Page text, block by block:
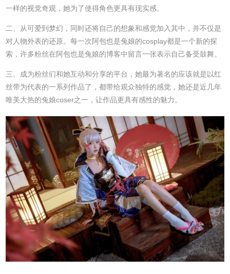
一样的视觉奇观，她为了使得角色更具有现实感。
二、从可爱到梦幻，同时还将自己的想象和感觉加入其中，并不仅是
对人物外表的还原。每一次阿包也是兔娘的cosplay都是一个新的探
索，许多粉丝在阿包也是兔娘的博客中留言一张表示自己备受鼓舞。
三、成为粉丝们和她互动和分享的平台，她最为著名的应该就是以红
丝带为代表的一系列作品了，都带给观众独特的感觉，她还是近几年
唯美大热的兔娘coser之一，让作品更具有感性的魅力。